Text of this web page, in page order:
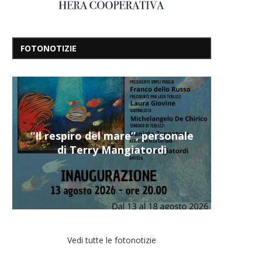
FOTONOTIZIE
“Il respiro del mare”, personale
di Terry Mangiatordi
Vedi tutte le fotonotizie